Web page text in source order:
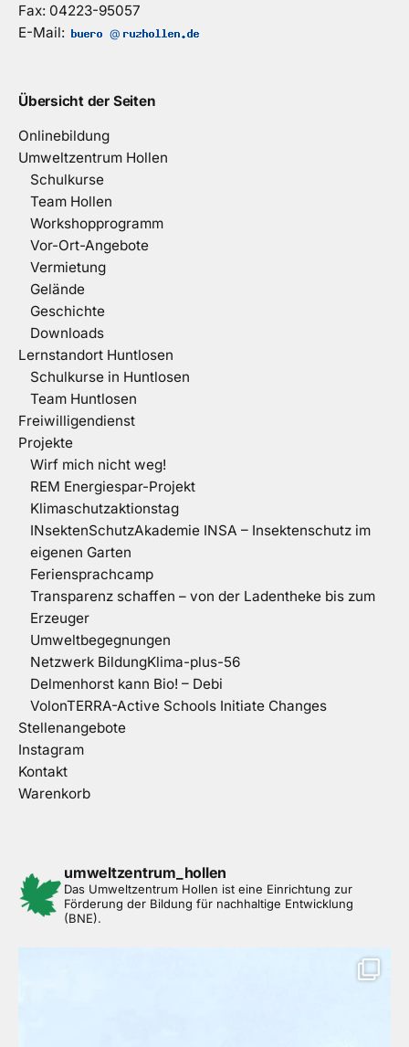
Fax: 04223-95057
E-Mail:
@
Übersicht der Seiten
Onlinebildung
Umweltzentrum Hollen
Schulkurse
Team Hollen
Workshopprogramm
Vor-Ort-Angebote
Vermietung
Gelände
Geschichte
Downloads
Lernstandort Huntlosen
Schulkurse in Huntlosen
Team Huntlosen
Freiwilligendienst
Projekte
Wirf mich nicht weg!
REM Energiespar-Projekt
Klimaschutzaktionstag
INsektenSchutzAkademie INSA – Insektenschutz im
eigenen Garten
Feriensprachcamp
Transparenz schaffen – von der Ladentheke bis zum
Erzeuger
Umweltbegegnungen
Netzwerk BildungKlima-plus-56
Delmenhorst kann Bio! – Debi
VolonTERRA-Active Schools Initiate Changes
Stellenangebote
Instagram
Kontakt
Warenkorb
umweltzentrum_hollen
Das Umweltzentrum Hollen ist eine Einrichtung zur
Förderung der Bildung für nachhaltige Entwicklung
(BNE).